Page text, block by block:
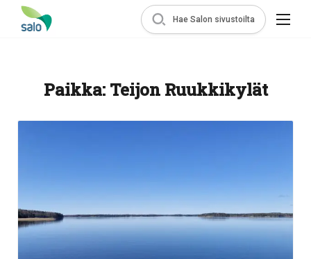
Hae Salon sivustoilta
Paikka: Teijon Ruukkikylät